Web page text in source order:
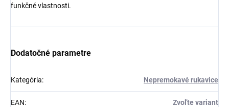
funkčné vlastnosti.
Dodatočné parametre
Kategória: Nepremokavé rukavice
EAN: Zvoľte variant